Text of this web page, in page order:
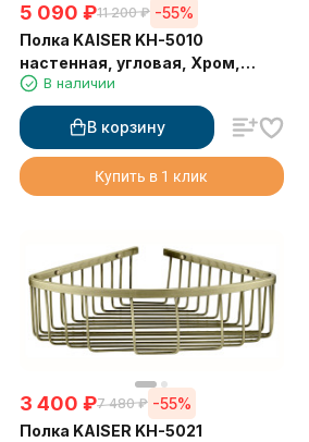
5 090 ₽11 200 ₽ -55%
Полка KAISER KH-5010
настенная, угловая, Хром,
214*214*60
В наличии
В корзину
Купить в 1 клик
3 400 ₽7 480 ₽ -55%
Полка KAISER KH-5021